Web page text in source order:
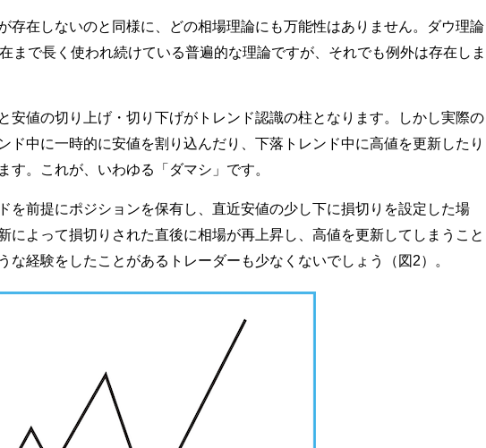
存在しないのと同様に、どの相場理論にも万能性はありません。ダウ理論
まで長く使われ続けている普遍的な理論ですが、それでも例外は存在しま
安値の切り上げ・切り下げがトレンド認識の柱となります。しかし実際の
ド中に一時的に安値を割り込んだり、下落トレンド中に高値を更新したり
す。これが、いわゆる「ダマシ」です。
を前提にポジションを保有し、直近安値の少し下に損切りを設定した場
によって損切りされた直後に相場が再上昇し、高値を更新してしまうこと
な経験をしたことがあるトレーダーも少なくないでしょう（図2）。